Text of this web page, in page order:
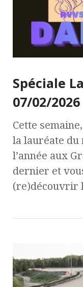
Spéciale
07/02/2026
Cette
la lauréate du
l’année aux
dernier et
(re)découvrir